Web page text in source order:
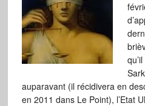
auparavant (il récidivera en
en 2011 dans Le Point), l’Etat